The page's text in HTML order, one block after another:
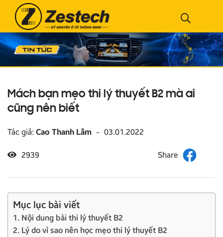
Mách bạn mẹo thi lý thuyết B2 mà ai
cũng nên biết
Tác giả: Cao Thanh Lâm - 03.01.2022
2939
Mục lục bài viết
1. Nội dung bài thi lý thuyết B2
2. Lý do vì sao nên học mẹo thi lý thuyết B2